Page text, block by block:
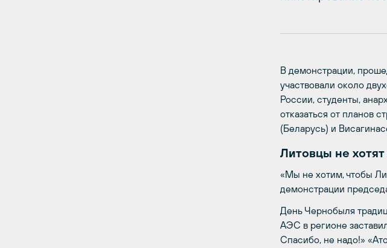
В демонстрации,
участвовали около
России, студенты,
отказаться от планов
(Беларусь) и
Литовцы не
«Мы не хотим, чтобы
демонстрации
День Чернобыля
АЭС в регионе
Спасибо, не надо!»